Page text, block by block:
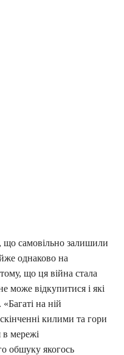
що самовільно залишили
однаково на
що ця війна стала
може відкупитися і які
на ній
килими та гори
в мережі
обшуку якогось